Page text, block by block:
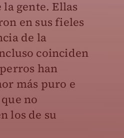
la gente. Ellas
en sus fieles
de la
coinciden
han
más puro e
no
los de su